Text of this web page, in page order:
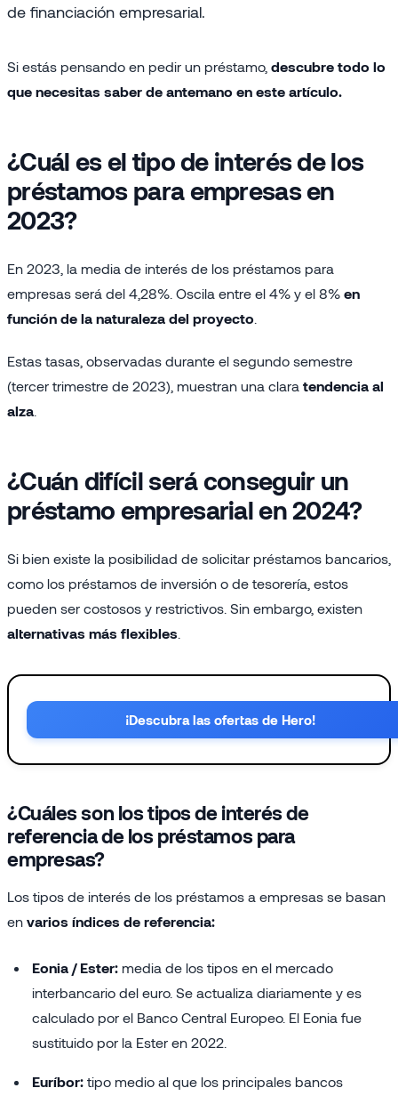
de financiación empresarial.
Si estás pensando en pedir un préstamo, descubre todo lo
que necesitas saber de antemano en este artículo.
¿Cuál es el tipo de interés de los
préstamos para empresas en
2023?
En 2023, la media de interés de los préstamos para
empresas será del 4,28%. Oscila entre el 4% y el 8% en
función de la naturaleza del proyecto
Estas tasas, observadas durante el segundo semestre
(tercer trimestre de 2023), muestran una clara tendencia al
alza
¿Cuán difícil será conseguir un
préstamo empresarial en 2024?
Si bien existe la posibilidad de solicitar préstamos bancarios,
como los préstamos de inversión o de tesorería, estos
pueden ser costosos y restrictivos. Sin embargo, existen
alternativas más flexibles
¡Descubra las ofertas de Hero!
¿Cuáles son los tipos de interés de
referencia de los préstamos para
empresas?
Los tipos de interés de los préstamos a empresas se basan
en varios índices de referencia:
Eonia / Ester: media de los tipos en el mercado
interbancario del euro. Se actualiza diariamente y es
calculado por el Banco Central Europeo. El Eonia fue
sustituido por la Ester en 2022.
Euríbor: tipo medio al que los principales bancos